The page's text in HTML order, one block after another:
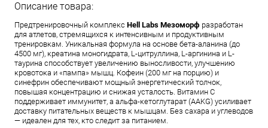
Описание товара:
Предтренировочный комплекс Hell Labs Мезоморф разработан
для атлетов, стремящихся к интенсивным и продуктивным
тренировкам. Уникальная формула на основе бета-аланина (до
4500 мг), креатина моногидрата, L-цитруллина, L-аргинина и L-
таурина способствует увеличению выносливости, улучшению
кровотока и «пампа» мышц. Кофеин (200 мг на порцию) и
синефрин обеспечивают мощный энергетический толчок,
повышая концентрацию и снижая усталость. Витамин С
поддерживает иммунитет, а альфа-кетоглутарат (AAKG) усиливает
доставку питательных веществ к мышцам. Без сахара и углеводов
— идеален для тех, кто следит за питанием.